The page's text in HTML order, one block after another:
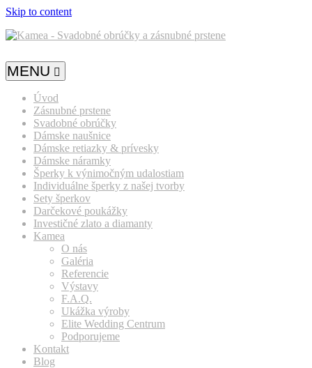
Skip to content
MENU
Úvod
Zásnubné prstene
Svadobné obrúčky
Dámske naušnice
Dámske retiazky & prívesky
Dámske náramky
Šperky k výnimočným udalostiam
Individuálne šperky z našej tvorby
Sety šperkov
Darčekové poukážky
Investičné zlato a diamanty
Kamea
O nás
Galéria
Referencie
Výstavy
F.A.Q.
Ukážka výroby
Elite Wedding Centrum
Podporujeme
Kontakt
Blog